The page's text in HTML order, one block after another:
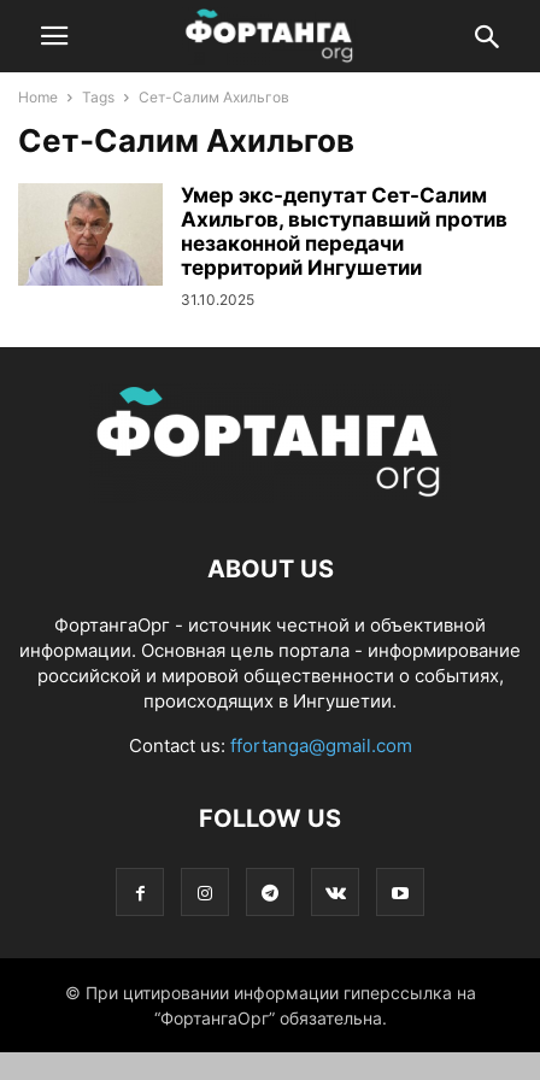
Home Tags Сет-Салим Ахильгов
Сет-Салим Ахильгов
Умер экс-депутат Сет-Салим
Ахильгов, выступавший против
незаконной передачи
территорий Ингушетии
31.10.2025
ABOUT US
ФортангаОрг - источник честной и объективной
информации. Основная цель портала - информирование
российской и мировой общественности о событиях,
происходящих в Ингушетии.
Contact us: ffortanga@gmail.com
FOLLOW US
© При цитировании информации гиперссылка на
“ФортангаОрг” обязательна.